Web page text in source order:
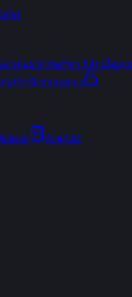
Fon
Rotasyonu
Araçlar